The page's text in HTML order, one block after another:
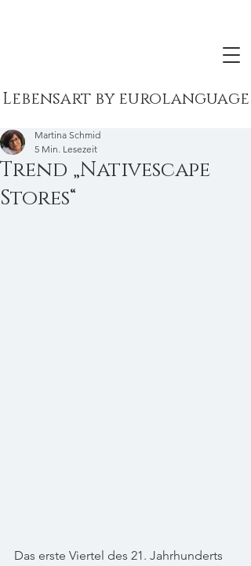
Lebensart by eurolanguage
Trend „Nativescape
Stores“
Martina Schmid
5 Min. Lesezeit
Das erste Viertel des 21. Jahrhunderts